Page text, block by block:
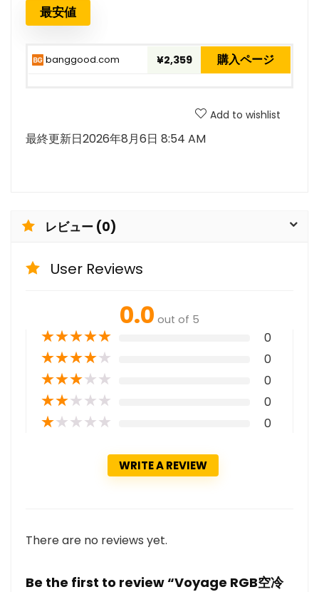
最安値
banggood.com ¥2,359 購入ページ
Add to wishlist
最終更新日2026年8月6日 8:54 AM
レビュー (0)
User Reviews
0.0 out of 5
★★★★★ 0
★★★★★ 0
★★★★★ 0
★★★★★ 0
★★★★★ 0
WRITE A REVIEW
There are no reviews yet.
Be the first to review “Voyage RGB空冷